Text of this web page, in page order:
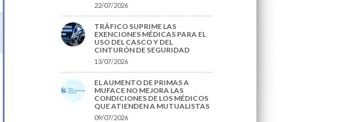
22/07/2026
TRÁFICO SUPRIME LAS
EXENCIONES MÉDICAS PARA EL
USO DEL CASCO Y DEL
CINTURÓN DE SEGURIDAD
13/07/2026
EL AUMENTO DE PRIMAS A
MUFACE NO MEJORA LAS
CONDICIONES DE LOS MÉDICOS
QUE ATIENDEN A MUTUALISTAS
09/07/2026